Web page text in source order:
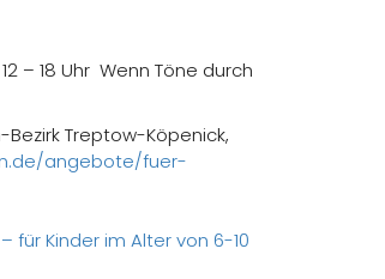
– 18 Uhr Wenn Töne durch
Bezirk Treptow-Köpenick,
angebote/fuer-